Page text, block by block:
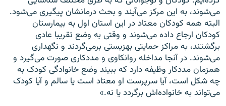
می‌شوند، به این مرکز می‌آیند و بحث درمانشان پیگیری می‌شود.
البته همه کودکان معتاد در این استان اول به بیمارستان
کودکان ارجاع داده می‌شوند و وقتی به وضع تقریبا عادی
برگشتند، به مراکز حمایتی بهزیستی برمی‌گردند و نگهداری
می‌شوند. در آنجا مداخله روانکاوی و مددکاری صورت می‌گیرد و
همزمان مددکار وظیفه دارد که ببیند وضع خانوادگی کودک به
چه شکل است، آیا سرپرست او معتاد است یا سالم و آیا کودک
می‌تواند به خانواده‌اش برگردد یا نه.»